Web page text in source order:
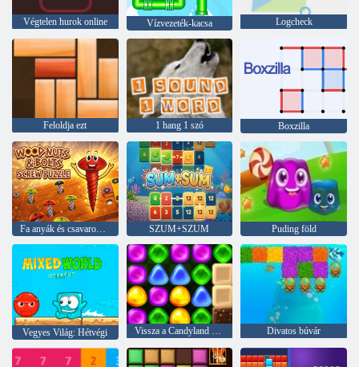
Végtelen hurok online Vízvezeték-kacsa Logcheck
Feloldja ezt 1 hang 1 szó Boxzilla
Fa anyák és csavarok csavaros puzzle SZUM+SZUM Puding föld
Vegyes Világ: Hétvégi Vissza a Candyland 4 -hez: nyalóka kert Divatos búvár